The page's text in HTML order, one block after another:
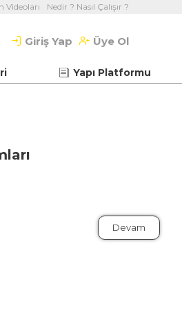
Videoları Nedir ? Nasıl Çalışır ?
Giriş Yap Üye Ol
Yapı Platformu
Devam